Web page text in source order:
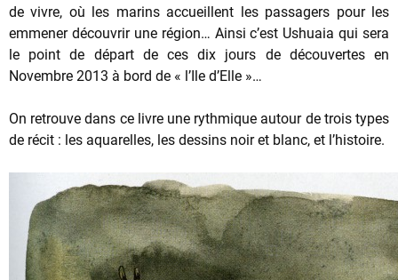
de vivre, où les marins accueillent les passagers pour les
emmener découvrir une région… Ainsi c’est Ushuaia qui sera
le point de départ de ces dix jours de découvertes en
Novembre 2013 à bord de « l’Ile d’Elle »…
On retrouve dans ce livre une rythmique autour de trois types
de récit : les aquarelles, les dessins noir et blanc, et l’histoire.